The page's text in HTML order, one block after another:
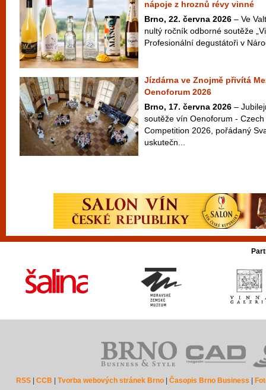
nápoje z hroznů révy vinné
Brno, 22. června 2026 – Ve
nultý ročník odborné soutěže
Profesionální degustátoři v
Jízdárna ve Znojmě přivítá
Oenoforum 2026
Brno, 17. června 2026 –
soutěže vín Oenoforum -
Competition 2026, pořádaný
uskutečn...
RSS |CCB |Tvorba webových stránek Brno |Časopis Brno Business |